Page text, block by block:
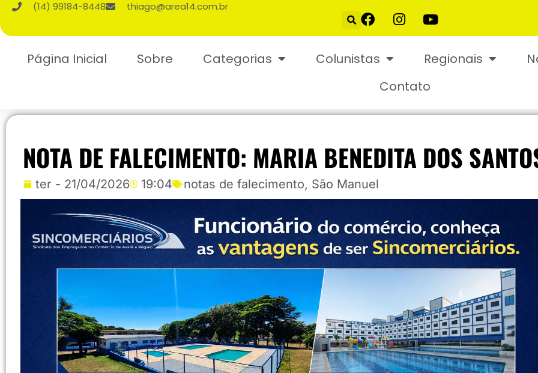
(14) 99184-8448 thiago@area14.com.br
Página Inicial Sobre Categorias Colunistas Regionais
Contato
NOTA DE FALECIMENTO: MARIA BENEDITA DOS
ter - 21/04/2026 19:04 notas de falecimento, São Manuel